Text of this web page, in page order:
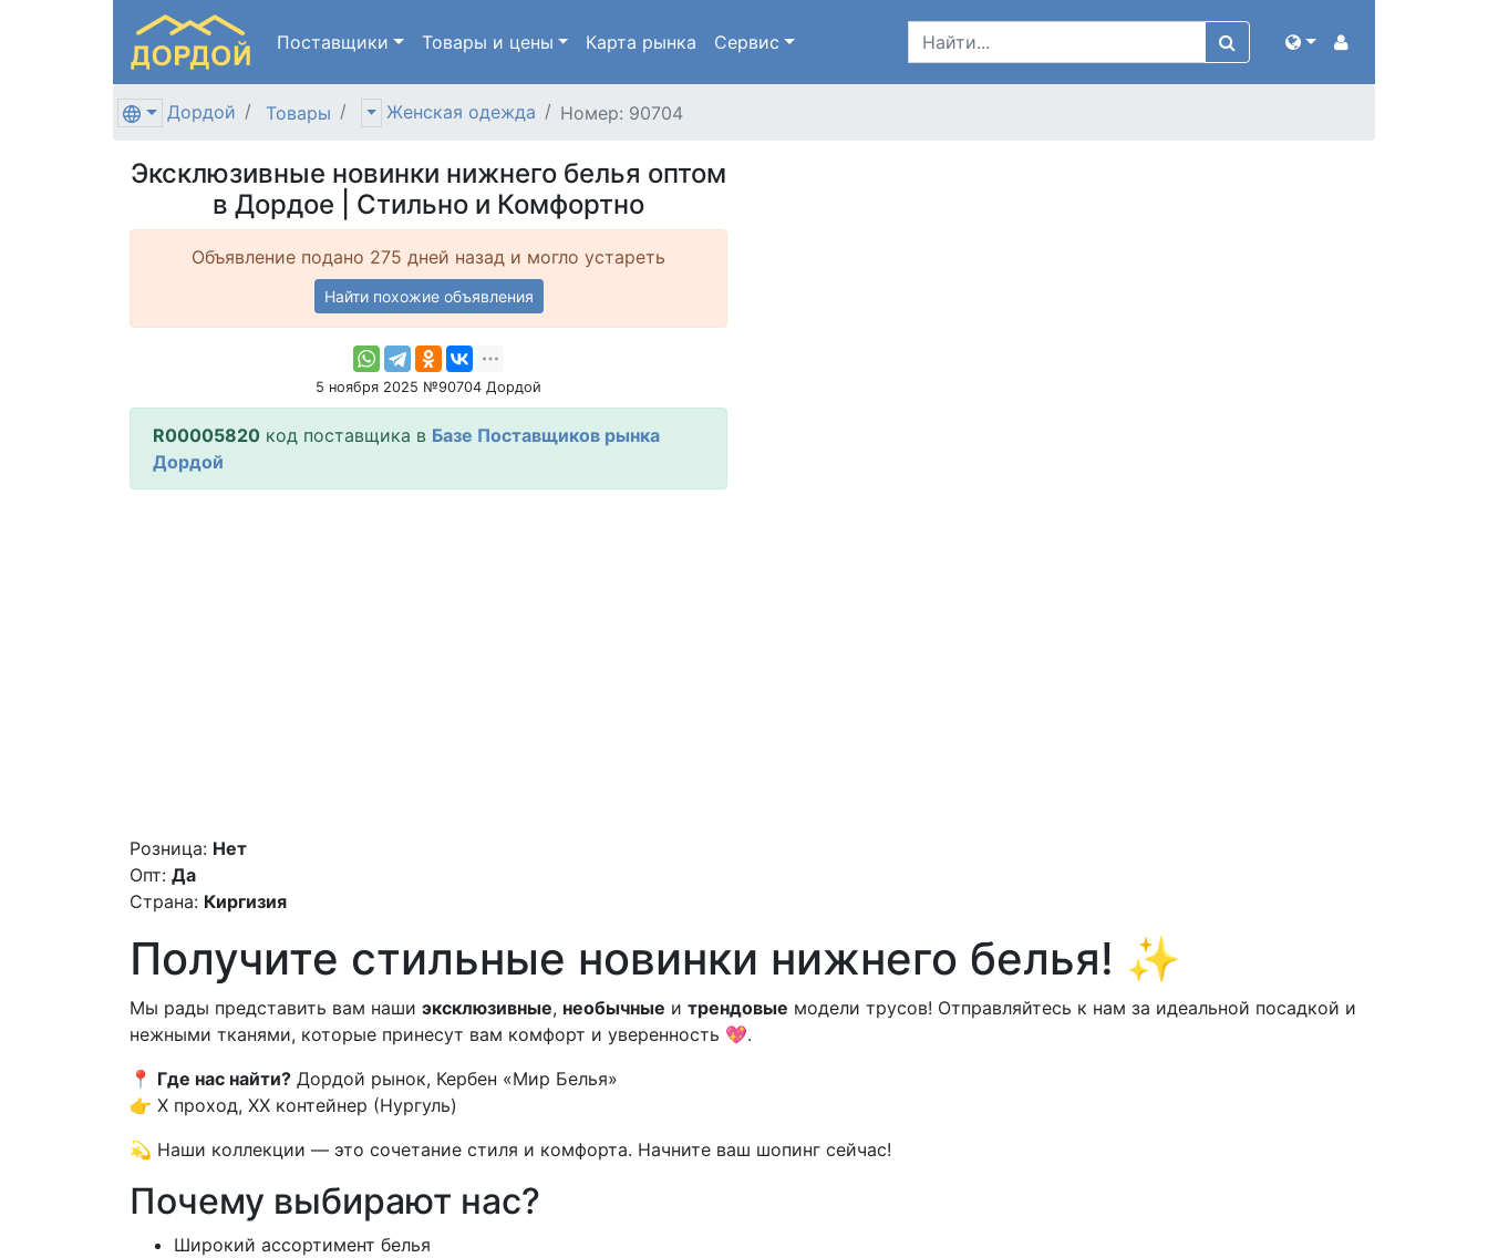
Поставщики Товары и цены Карта рынка Сервис
Дордой Товары Женская одежда Номер: 90704
Эксклюзивные новинки нижнего белья оптом
в Дордое | Стильно и Комфортно
Объявление подано 275 дней назад и могло устареть
Найти похожие объявления
5 ноября 2025 №90704 Дордой
R00005820 код поставщика в Базе Поставщиков рынка
Дордой
Розница: Нет
Опт: Да
Страна: Киргизия
Получите стильные новинки нижнего белья! ✨
Мы рады представить вам наши эксклюзивные, необычные и трендовые модели трусов! Отправляйтесь к нам за идеальной посадкой и
нежными тканями, которые принесут вам комфорт и уверенность 💖.
📍 Где нас найти? Дордой рынок, Кербен «Мир Белья»
👉 X проход, XX контейнер (Нургуль)
💫 Наши коллекции — это сочетание стиля и комфорта. Начните ваш шопинг сейчас!
Почему выбирают нас?
Широкий ассортимент белья